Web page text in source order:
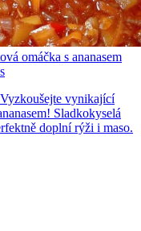
omáčka s ananasem
vynikající
Sladkokyselá
doplní rýži i maso.